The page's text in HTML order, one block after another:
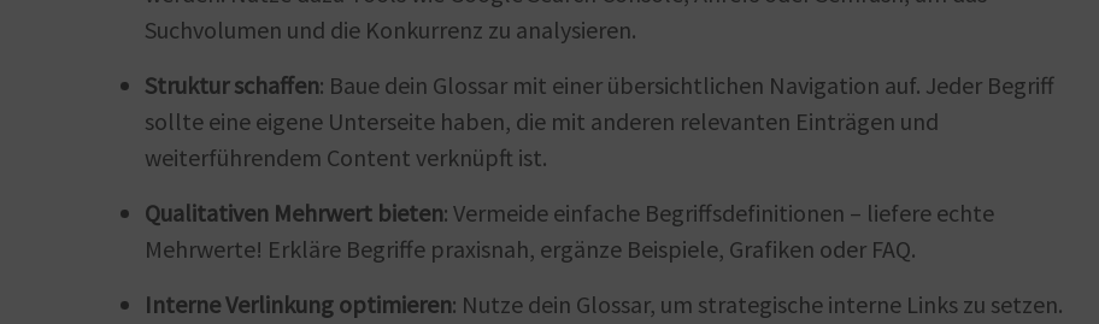
Suchvolumen und die Konkurrenz zu analysieren.
Struktur schaffen: Baue dein Glossar mit einer übersichtlichen Navigation auf. Jeder Begriff
sollte eine eigene Unterseite haben, die mit anderen relevanten Einträgen und
weiterführendem Content verknüpft ist.
Qualitativen Mehrwert bieten: Vermeide einfache Begriffsdefinitionen – liefere echte
Mehrwerte! Erkläre Begriffe praxisnah, ergänze Beispiele, Grafiken oder FAQ.
Interne Verlinkung optimieren: Nutze dein Glossar, um strategische interne Links zu setzen.